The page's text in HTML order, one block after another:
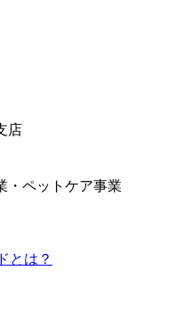
店
・ペットケア事業
とは？